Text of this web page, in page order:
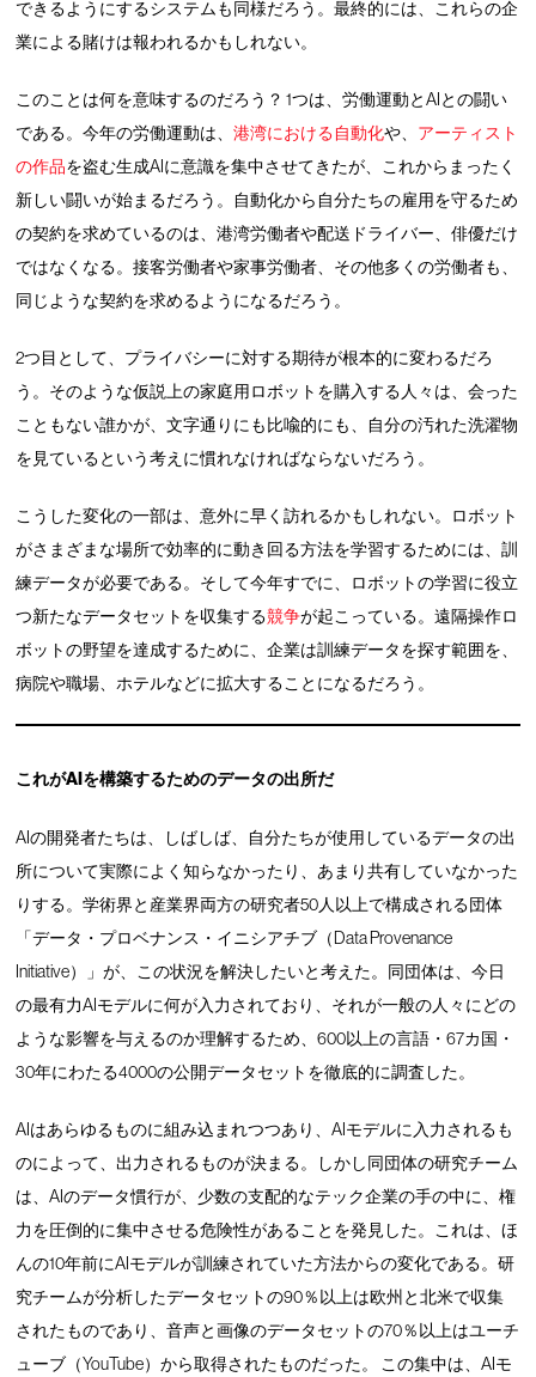
できるようにするシステムも同様だろう。最終的には、これらの企
業による賭けは報われるかもしれない。
このことは何を意味するのだろう？ 1つは、労働運動とAIとの闘い
である。今年の労働運動は、港湾における自動化や、 アーティスト
の作品を盗む生成AIに意識を集中させてきたが、これからまったく
新しい闘いが始まるだろう。自動化から自分たちの雇用を守るため
の契約を求めているのは、港湾労働者や配送ドライバー、俳優だけ
ではなくなる。接客労働者や家事労働者、その他多くの労働者も、
同じような契約を求めるようになるだろう。
2つ目として、プライバシーに対する期待が根本的に変わるだろ
う。そのような仮説上の家庭用ロボットを購入する人々は、会った
こともない誰かが、文字通りにも比喩的にも、自分の汚れた洗濯物
を見ているという考えに慣れなければならないだろう。
こうした変化の一部は、意外に早く訪れるかもしれない。ロボット
がさまざまな場所で効率的に動き回る方法を学習するためには、訓
練データが必要である。そして今年すでに、ロボットの学習に役立
つ新たなデータセットを収集する競争が起こっている。遠隔操作ロ
ボットの野望を達成するために、企業は訓練データを探す範囲を、
病院や職場、ホテルなどに拡大することになるだろう。
これがAIを構築するためのデータの出所だ
AIの開発者たちは、しばしば、自分たちが使用しているデータの出
所について実際によく知らなかったり、あまり共有していなかった
りする。学術界と産業界両方の研究者50人以上で構成される団体
「データ・プロベナンス・イニシアチブ（Data Provenance
Initiative）」が、この状況を解決したいと考えた。同団体は、今日
の最有力AIモデルに何が入力されており、それが一般の人々にどの
ような影響を与えるのか理解するため、600以上の言語・67カ国・
30年にわたる4000の公開データセットを徹底的に調査した。
AIはあらゆるものに組み込まれつつあり、AIモデルに入力されるも
のによって、出力されるものが決まる。しかし同団体の研究チーム
は、AIのデータ慣行が、少数の支配的なテック企業の手の中に、権
力を圧倒的に集中させる危険性があることを発見した。これは、ほ
んの10年前にAIモデルが訓練されていた方法からの変化である。研
究チームが分析したデータセットの90％以上は欧州と北米で収集
されたものであり、音声と画像のデータセットの70％以上はユーチ
ューブ（YouTube）から取得されたものだった。 この集中は、AIモ